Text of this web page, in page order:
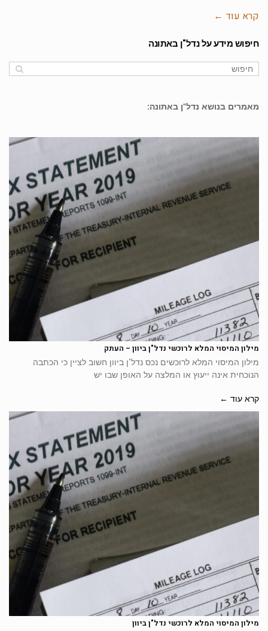
קרא עוד ←
חיפוש מידע על נדל"ן באתונה
מאמרים בנושא נדל"ן באתונה:
מילון המיסוי המלא לרוכשי נדל"ן ביוון – העתק
מילון המיסוי המלא לרוכשים נכס נדל"ן ביוון חשוב לציין כי הכתבה
הנוכחית אינה ייעוץ או המלצה על האופן שבו יש
קרא עוד ←
מילון המיסוי המלא לרוכשי נדל"ן ביוון